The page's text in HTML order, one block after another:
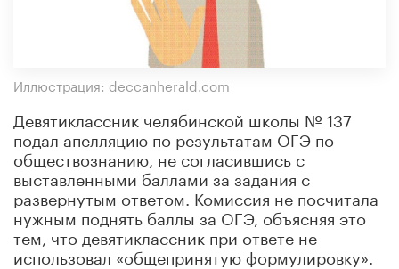
Иллюстрация: deccanherald.com
Девятиклассник челябинской школы № 137
подал апелляцию по результатам ОГЭ по
обществознанию, не согласившись с
выставленными баллами за задания с
развернутым ответом. Комиссия не посчитала
нужным поднять баллы за ОГЭ, объясняя это
тем, что девятиклассник при ответе не
использовал «общепринятую формулировку».